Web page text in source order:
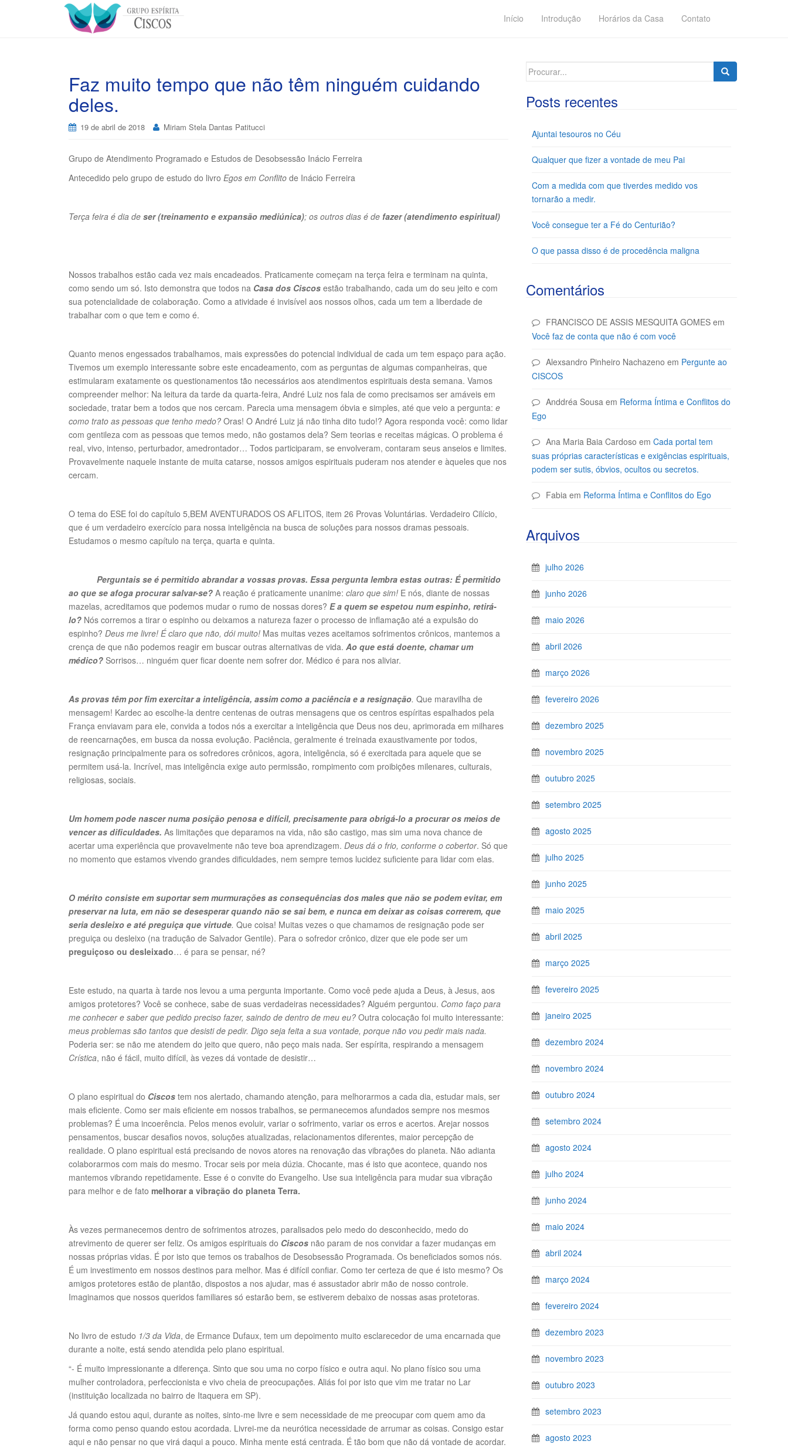
Início Introdução Horários da Casa Contato
Faz muito tempo que não têm ninguém cuidando
deles.
19 de abril de 2018 Miriam Stela Dantas Patitucci
Grupo de Atendimento Programado e Estudos de Desobsessão Inácio Ferreira
Antecedido pelo grupo de estudo do livro Egos em Conflito de Inácio Ferreira
Terça feira é dia de ser (treinamento e expansão mediúnica); os outros dias é de fazer (atendimento espiritual)
Nossos trabalhos estão cada vez mais encadeados. Praticamente começam na terça feira e terminam na quinta,
como sendo um só. Isto demonstra que todos na Casa dos Ciscos estão trabalhando, cada um do seu jeito e com
sua potencialidade de colaboração. Como a atividade é invisível aos nossos olhos, cada um tem a liberdade de
trabalhar com o que tem e como é.
Quanto menos engessados trabalhamos, mais expressões do potencial individual de cada um tem espaço para ação.
Tivemos um exemplo interessante sobre este encadeamento, com as perguntas de algumas companheiras, que
estimularam exatamente os questionamentos tão necessários aos atendimentos espirituais desta semana. Vamos
compreender melhor: Na leitura da tarde da quarta-feira, André Luiz nos fala de como precisamos ser amáveis em
sociedade, tratar bem a todos que nos cercam. Parecia uma mensagem óbvia e simples, até que veio a pergunta: e
como trato as pessoas que tenho medo? Oras! O André Luiz já não tinha dito tudo!? Agora responda você: como lidar
com gentileza com as pessoas que temos medo, não gostamos dela? Sem teorias e receitas mágicas. O problema é
real, vivo, intenso, perturbador, amedrontador… Todos participaram, se envolveram, contaram seus anseios e limites.
Provavelmente naquele instante de muita catarse, nossos amigos espirituais puderam nos atender e àqueles que nos
cercam.
O tema do ESE foi do capítulo 5,BEM AVENTURADOS OS AFLITOS, item 26 Provas Voluntárias. Verdadeiro Cilício,
que é um verdadeiro exercício para nossa inteligência na busca de soluções para nossos dramas pessoais.
Estudamos o mesmo capítulo na terça, quarta e quinta.
Perguntais se é permitido abrandar a vossas provas. Essa pergunta lembra estas outras: É permitido
ao que se afoga procurar salvar-se? A reação é praticamente unanime: claro que sim! E nós, diante de nossas
mazelas, acreditamos que podemos mudar o rumo de nossas dores? E a quem se espetou num espinho, retirá-
lo? Nós corremos a tirar o espinho ou deixamos a natureza fazer o processo de inflamação até a expulsão do
espinho? Deus me livre! É claro que não, dói muito! Mas muitas vezes aceitamos sofrimentos crônicos, mantemos a
crença de que não podemos reagir em buscar outras alternativas de vida. Ao que está doente, chamar um
médico? Sorrisos… ninguém quer ficar doente nem sofrer dor. Médico é para nos aliviar.
As provas têm por fim exercitar a inteligência, assim como a paciência e a resignação. Que maravilha de
mensagem! Kardec ao escolhe-la dentre centenas de outras mensagens que os centros espíritas espalhados pela
França enviavam para ele, convida a todos nós a exercitar a inteligência que Deus nos deu, aprimorada em milhares
de reencarnações, em busca da nossa evolução. Paciência, geralmente é treinada exaustivamente por todos,
resignação principalmente para os sofredores crônicos, agora, inteligência, só é exercitada para aquele que se
permitem usá-la. Incrível, mas inteligência exige auto permissão, rompimento com proibições milenares, culturais,
religiosas, sociais.
Um homem pode nascer numa posição penosa e difícil, precisamente para obrigá-lo a procurar os meios de
vencer as dificuldades. As limitações que deparamos na vida, não são castigo, mas sim uma nova chance de
acertar uma experiência que provavelmente não teve boa aprendizagem. Deus dá o frio, conforme o cobertor. Só que
no momento que estamos vivendo grandes dificuldades, nem sempre temos lucidez suficiente para lidar com elas.
O mérito consiste em suportar sem murmurações as consequências dos males que não se podem evitar, em
preservar na luta, em não se desesperar quando não se sai bem, e nunca em deixar as coisas correrem, que
seria desleixo e até preguiça que virtude. Que coisa! Muitas vezes o que chamamos de resignação pode ser
preguiça ou desleixo (na tradução de Salvador Gentile). Para o sofredor crônico, dizer que ele pode ser um
preguiçoso ou desleixado… é para se pensar, né?
Este estudo, na quarta à tarde nos levou a uma pergunta importante. Como você pede ajuda a Deus, à Jesus, aos
amigos protetores? Você se conhece, sabe de suas verdadeiras necessidades? Alguém perguntou. Como faço para
me conhecer e saber que pedido preciso fazer, saindo de dentro de meu eu? Outra colocação foi muito interessante:
meus problemas são tantos que desisti de pedir. Digo seja feita a sua vontade, porque não vou pedir mais nada.
Poderia ser: se não me atendem do jeito que quero, não peço mais nada. Ser espírita, respirando a mensagem
Crística, não é fácil, muito difícil, às vezes dá vontade de desistir…
O plano espiritual do Ciscos tem nos alertado, chamando atenção, para melhorarmos a cada dia, estudar mais, ser
mais eficiente. Como ser mais eficiente em nossos trabalhos, se permanecemos afundados sempre nos mesmos
problemas? É uma incoerência. Pelos menos evoluir, variar o sofrimento, variar os erros e acertos. Arejar nossos
pensamentos, buscar desafios novos, soluções atualizadas, relacionamentos diferentes, maior percepção de
realidade. O plano espiritual está precisando de novos atores na renovação das vibrações do planeta. Não adianta
colaborarmos com mais do mesmo. Trocar seis por meia dúzia. Chocante, mas é isto que acontece, quando nos
mantemos vibrando repetidamente. Esse é o convite do Evangelho. Use sua inteligência para mudar sua vibração
para melhor e de fato melhorar a vibração do planeta Terra.
Às vezes permanecemos dentro de sofrimentos atrozes, paralisados pelo medo do desconhecido, medo do
atrevimento de querer ser feliz. Os amigos espirituais do Ciscos não param de nos convidar a fazer mudanças em
nossas próprias vidas. É por isto que temos os trabalhos de Desobsessão Programada. Os beneficiados somos nós.
É um investimento em nossos destinos para melhor. Mas é difícil confiar. Como ter certeza de que é isto mesmo? Os
amigos protetores estão de plantão, dispostos a nos ajudar, mas é assustador abrir mão de nosso controle.
Imaginamos que nossos queridos familiares só estarão bem, se estiverem debaixo de nossas asas protetoras.
No livro de estudo 1/3 da Vida, de Ermance Dufaux, tem um depoimento muito esclarecedor de uma encarnada que
durante a noite, está sendo atendida pelo plano espiritual.
“- É muito impressionante a diferença. Sinto que sou uma no corpo físico e outra aqui. No plano físico sou uma
mulher controladora, perfeccionista e vivo cheia de preocupações. Aliás foi por isto que vim me tratar no Lar
(instituição localizada no bairro de Itaquera em SP).
Já quando estou aqui, durante as noites, sinto-me livre e sem necessidade de me preocupar com quem amo da
forma como penso quando estou acordada. Livrei-me da neurótica necessidade de arrumar as coisas. Consigo estar
aqui e não pensar no que virá daqui a pouco. Minha mente está centrada. É tão bom que não dá vontade de acordar.
Search
Posts recentes
Ajuntai tesouros no Céu
Qualquer que fizer a vontade de meu Pai
Com a medida com que tiverdes medido vos
tornarão a medir.
Você consegue ter a Fé do Centurião?
O que passa disso é de procedência maligna
Comentários
FRANCISCO DE ASSIS MESQUITA GOMES em
Você faz de conta que não é com você
Alexsandro Pinheiro Nachazeno em Pergunte ao
CISCOS
Anddréa Sousa em Reforma Íntima e Conflitos do
Ego
Ana Maria Baia Cardoso em Cada portal tem
suas próprias características e exigências espirituais,
podem ser sutis, óbvios, ocultos ou secretos.
Fabia em Reforma Íntima e Conflitos do Ego
Arquivos
julho 2026
junho 2026
maio 2026
abril 2026
março 2026
fevereiro 2026
dezembro 2025
novembro 2025
outubro 2025
setembro 2025
agosto 2025
julho 2025
junho 2025
maio 2025
abril 2025
março 2025
fevereiro 2025
janeiro 2025
dezembro 2024
novembro 2024
outubro 2024
setembro 2024
agosto 2024
julho 2024
junho 2024
maio 2024
abril 2024
março 2024
fevereiro 2024
dezembro 2023
novembro 2023
outubro 2023
setembro 2023
agosto 2023